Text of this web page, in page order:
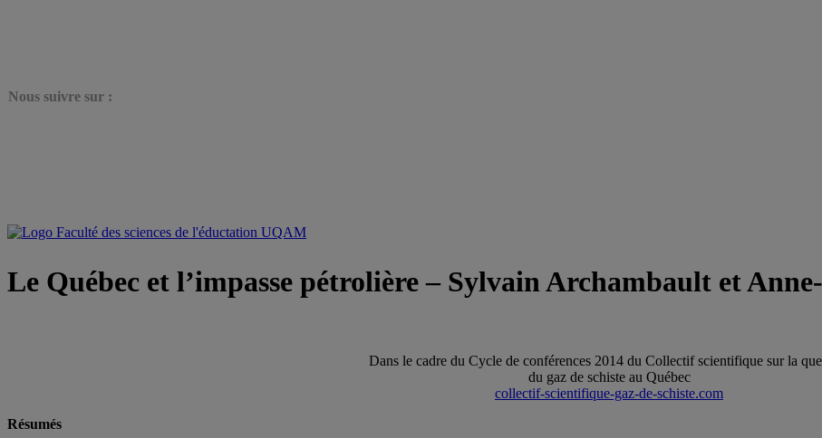
Nous suivre sur :
Le Québec et l’impasse pétrolière – Sylvain Archambault et
Dans le cadre du Cycle de conférences 2014 du Collectif scientifique sur la
du gaz de schiste au Québec
collectif-scientifique-gaz-de-schiste.com
Résumés